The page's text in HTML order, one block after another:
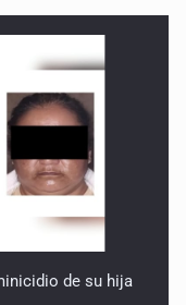
de su hija